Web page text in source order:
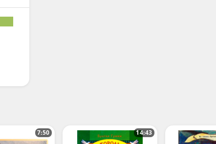
7:50 14:43